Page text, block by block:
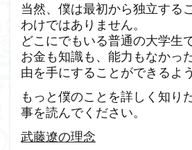
当然、僕は最初から独立する
わけではありません。
どこにでもいる普通の大学生
お金も知識も、能力もなかっ
由を手にすることができるよ
もっと僕のことを詳しく知り
事を読んでください。
武藤遼の理念